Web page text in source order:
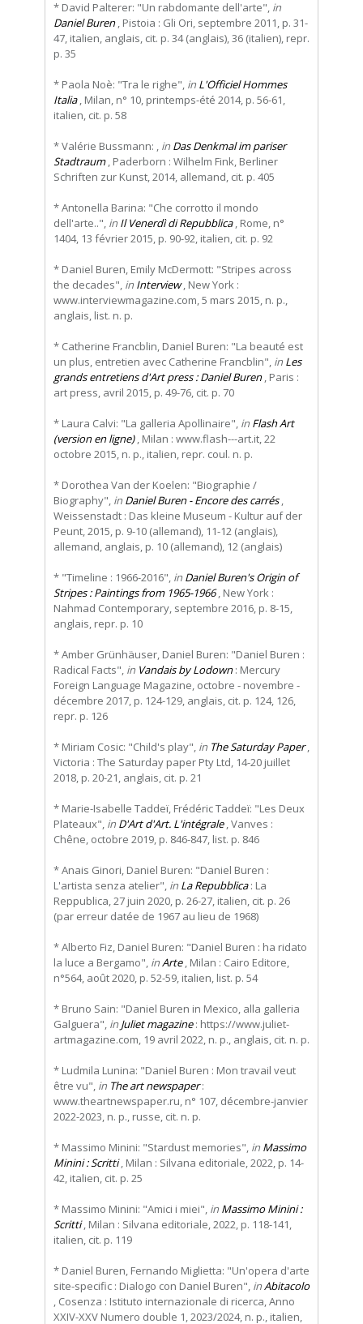
* David Palterer: "Un rabdomante dell'arte", in
Daniel Buren, Pistoia : Gli Ori, septembre 2011, p. 31-
47, italien, anglais, cit. p. 34 (anglais), 36 (italien), repr.
p. 35
* Paola Noè: "Tra le righe", in L'Officiel Hommes
Italia, Milan, n° 10, printemps-été 2014, p. 56-61,
italien, cit. p. 58
* Valérie Bussmann: , in Das Denkmal im pariser
Stadtraum, Paderborn : Wilhelm Fink, Berliner
Schriften zur Kunst, 2014, allemand, cit. p. 405
* Antonella Barina: "Che corrotto il mondo
dell'arte..", in Il Venerdì di Repubblica, Rome, n°
1404, 13 février 2015, p. 90-92, italien, cit. p. 92
* Daniel Buren, Emily McDermott: "Stripes across
the decades", in Interview, New York :
www.interviewmagazine.com, 5 mars 2015, n. p.,
anglais, list. n. p.
* Catherine Francblin, Daniel Buren: "La beauté est
un plus, entretien avec Catherine Francblin", in Les
grands entretiens d'Art press : Daniel Buren, Paris :
art press, avril 2015, p. 49-76, cit. p. 70
* Laura Calvi: "La galleria Apollinaire", in Flash Art
(version en ligne), Milan : www.flash---art.it, 22
octobre 2015, n. p., italien, repr. coul. n. p.
* Dorothea Van der Koelen: "Biographie /
Biography", in Daniel Buren - Encore des carrés,
Weissenstadt : Das kleine Museum - Kultur auf der
Peunt, 2015, p. 9-10 (allemand), 11-12 (anglais),
allemand, anglais, p. 10 (allemand), 12 (anglais)
* "Timeline : 1966-2016", in Daniel Buren's Origin of
Stripes : Paintings from 1965-1966, New York :
Nahmad Contemporary, septembre 2016, p. 8-15,
anglais, repr. p. 10
* Amber Grünhäuser, Daniel Buren: "Daniel Buren :
Radical Facts", in Vandais by Lodown: Mercury
Foreign Language Magazine, octobre - novembre -
décembre 2017, p. 124-129, anglais, cit. p. 124, 126,
repr. p. 126
* Miriam Cosic: "Child's play", in The Saturday Paper,
Victoria : The Saturday paper Pty Ltd, 14-20 juillet
2018, p. 20-21, anglais, cit. p. 21
* Marie-Isabelle Taddeï, Frédéric Taddeï: "Les Deux
Plateaux", in D'Art d'Art. L'intégrale, Vanves :
Chêne, octobre 2019, p. 846-847, list. p. 846
* Anais Ginori, Daniel Buren: "Daniel Buren :
L'artista senza atelier", in La Repubblica: La
Reppublica, 27 juin 2020, p. 26-27, italien, cit. p. 26
(par erreur datée de 1967 au lieu de 1968)
* Alberto Fiz, Daniel Buren: "Daniel Buren : ha ridato
la luce a Bergamo", inArte, Milan : Cairo Editore,
n°564, août 2020, p. 52-59, italien, list. p. 54
* Bruno Sain: "Daniel Buren in Mexico, alla galleria
Galguera", in Juliet magazine: https://www.juliet-
artmagazine.com, 19 avril 2022, n. p., anglais, cit. n. p.
* Ludmila Lunina: "Daniel Buren : Mon travail veut
être vu", in The art newspaper:
www.theartnewspaper.ru, n° 107, décembre-janvier
2022-2023, n. p., russe, cit. n. p.
* Massimo Minini: "Stardust memories", in Massimo
Minini : Scritti, Milan : Silvana editoriale, 2022, p. 14-
42, italien, cit. p. 25
* Massimo Minini: "Amici i miei", in Massimo Minini :
Scritti, Milan : Silvana editoriale, 2022, p. 118-141,
italien, cit. p. 119
* Daniel Buren, Fernando Miglietta: "Un'opera d'arte
site-specific : Dialogo con Daniel Buren", inAbitacolo
, Cosenza : Istituto internazionale di ricerca, Anno
XXIV-XXV Numero double 1, 2023/2024, n. p., italien,